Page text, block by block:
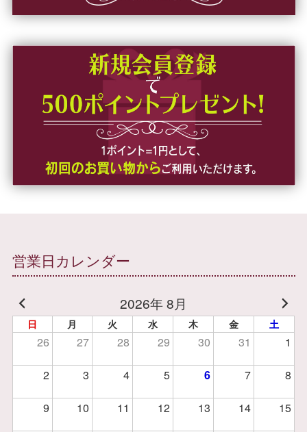
営業日カレンダー
2026年 8月
日 月 火 水 木 金 土
26 27 28 29 30 31 1
2 3 4 5 6 7 8
9 10 11 12 13 14 15